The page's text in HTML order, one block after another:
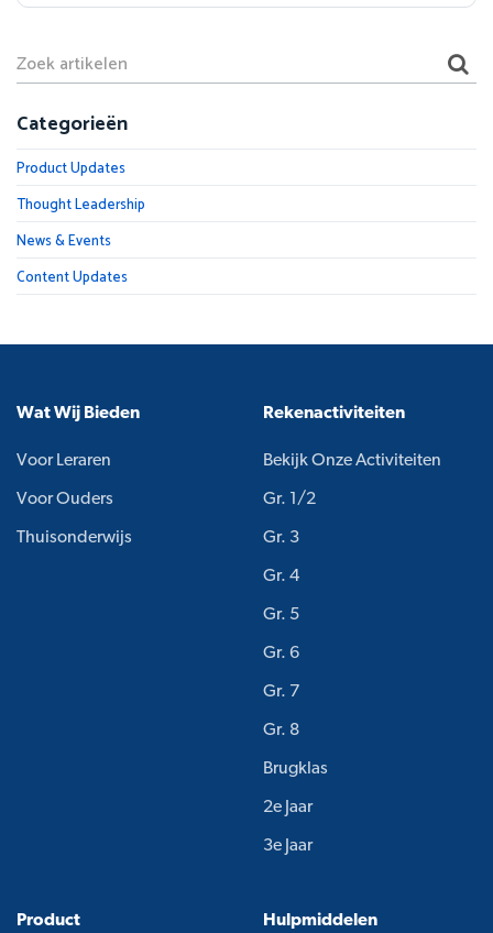
Categorieën
Product Updates
Thought Leadership
News & Events
Content Updates
Wat Wij Bieden
Voor Leraren
Voor Ouders
Thuisonderwijs
Rekenactiviteiten
Bekijk Onze Activiteiten
Gr. 1/2
Gr. 3
Gr. 4
Gr. 5
Gr. 6
Gr. 7
Gr. 8
Brugklas
2e Jaar
3e Jaar
Product Hulpmiddelen